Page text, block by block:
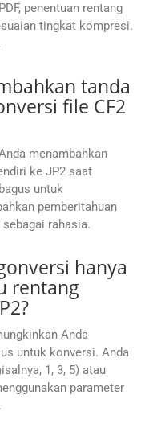
penentuan rentang
tingkat kompresi.
tanda
file CF2
menambahkan
ke JP2 saat
untuk
pemberitahuan
rahasia.
hanya
rentang
Anda
untuk konversi. Anda
1, 3, 5) atau
parameter